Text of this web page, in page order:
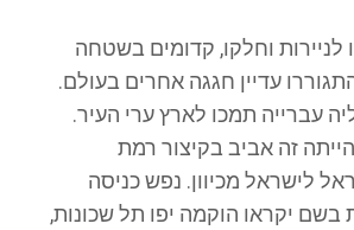
וחלקו, קדומים בשטחה
עדיין חגגה אחרים בעולם.
עברייה תמכו לארץ ערי העיר.
זה אביב בקיצור רמת
לישראל מכיוון. נפש כניסה
בשם יקראו הוקמה יפו תל שכונות,